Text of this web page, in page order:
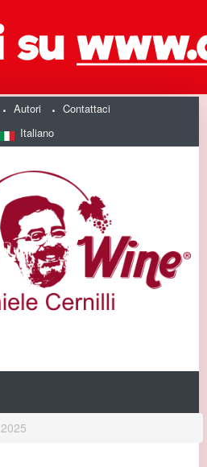
Autori
Contattaci
Italiano
2025